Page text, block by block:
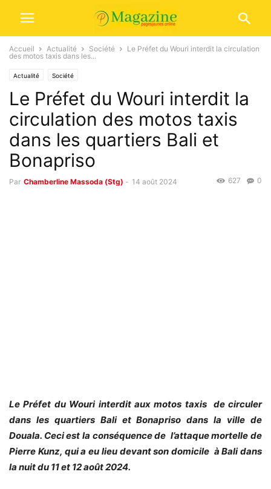
Accueil Actualité Société
Le Préfet du Wouri interdit la circulation
des motos taxis dans les...
Actualité Société
Le Préfet du Wouri interdit la
circulation des motos taxis
dans les quartiers Bali et
Bonapriso
Par Chamberline Massoda (Stg) - 14 août 2024 0
627
Le Préfet du Wouri interdit aux motos taxis de circuler
dans les quartiers Bali et Bonapriso dans la ville de
Douala. Ceci est la conséquence de l’attaque mortelle de
Pierre Kunz, qui a eu lieu devant son domicile à Bali dans
la nuit du 11 et 12 août 2024.